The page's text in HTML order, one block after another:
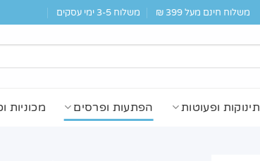
משלוח חינם מעל 399 ₪ משלוח 3-5 ימי עסקים
תינוקות ופעוטות הפתעות ופרסים מכוניות